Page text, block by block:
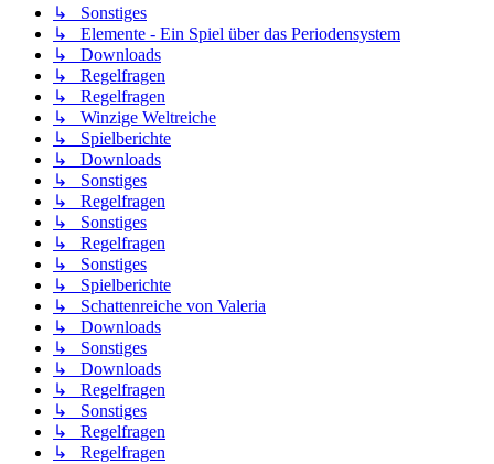
↳ Sonstiges
↳ Elemente - Ein Spiel über das Periodensystem
↳ Downloads
↳ Regelfragen
↳ Regelfragen
↳ Winzige Weltreiche
↳ Spielberichte
↳ Downloads
↳ Sonstiges
↳ Regelfragen
↳ Sonstiges
↳ Regelfragen
↳ Sonstiges
↳ Spielberichte
↳ Schattenreiche von Valeria
↳ Downloads
↳ Sonstiges
↳ Downloads
↳ Regelfragen
↳ Sonstiges
↳ Regelfragen
↳ Regelfragen